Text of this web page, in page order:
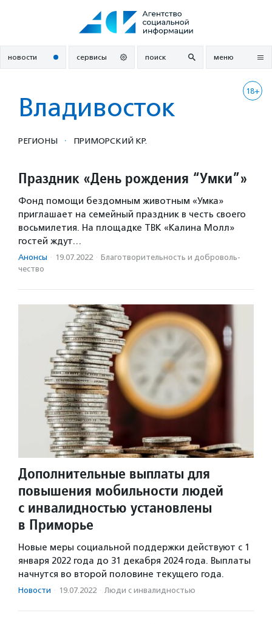
новости сервисы поиск меню
18+
Владивосток
РЕГИОНЫ · ПРИМОРСКИЙ КР.
Праздник «День рождения “Умки”»
Фонд помощи бездомным животным «Умка»
приглашает на семейный праздник в честь своего
восьмилетия. На площадке ТВК «Калина Молл»
гостей ждут…
Анонсы · 19.07.2022 · Благотвори­тель­ность и доброволь­
чест­во
Дополнительные выплаты для
повышения мобильности людей
с инвалидностью установлены
в Приморье
Новые меры социальной поддержки действуют с 1
января 2022 года до 31 декабря 2024 года. Выплаты
начнутся во второй половине текущего года.
Новости · 19.07.2022 · Люди с инвалидностью